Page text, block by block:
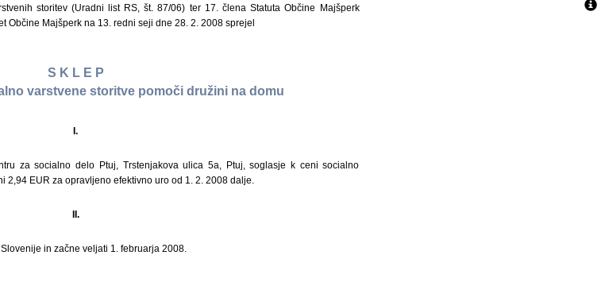
storitev (Uradni list RS, št. 87/06) ter 17. člena Statuta Občine Majšperk
Občine Majšperk na 13. redni seji dne 28. 2. 2008 sprejel
S K L E P
varstvene storitve pomoči družini na domu
I.
za socialno delo Ptuj, Trstenjakova ulica 5a, Ptuj, soglasje k ceni socialno
EUR za opravljeno efektivno uro od 1. 2. 2008 dalje.
II.
in začne veljati 1. februarja 2008.